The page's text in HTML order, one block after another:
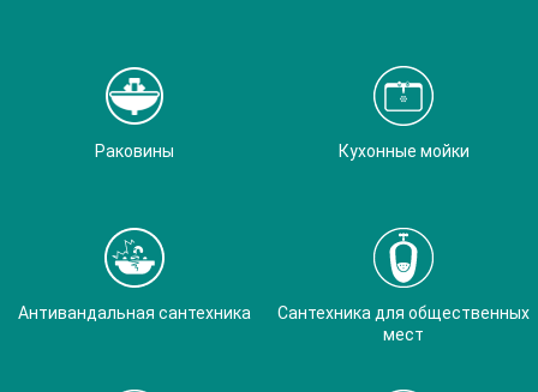
Раковины Кухонные мойки
Антивандальная сантехника
Сантехника для общественных
мест